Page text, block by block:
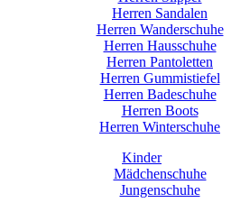
Herren Sandalen
Herren Wanderschuhe
Herren Hausschuhe
Herren Pantoletten
Herren Gummistiefel
Herren Badeschuhe
Herren Boots
Herren Winterschuhe
Kinder
Mädchenschuhe
Jungenschuhe